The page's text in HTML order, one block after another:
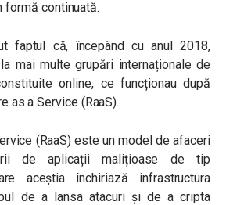
formă continuată.
faptul că, începând cu anul 2018,
mai multe grupări internaționale de
online, ce funcționau după
as a Service (RaaS).
(RaaS) este un model de afaceri
de aplicații malițioase de tip
aceștia închiriază infrastructura
de a lansa atacuri și de a cripta